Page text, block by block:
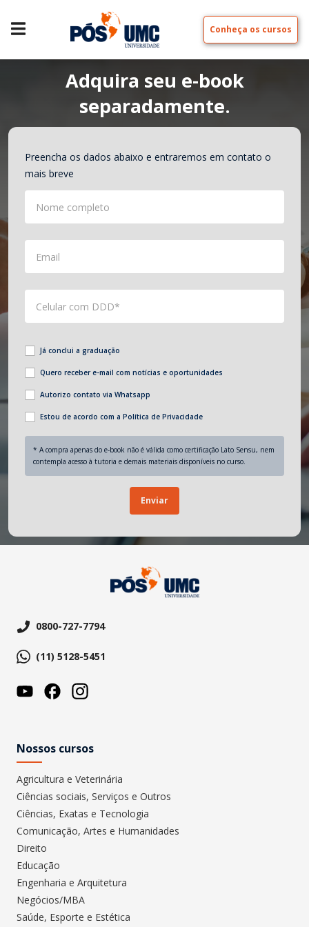
Conheça os cursos
Adquira seu e-book
separadamente.
Preencha os dados abaixo e entraremos em contato o
mais breve
Nome completo
Email
Celular com DDD*
Já conclui a graduação
Quero receber e-mail com notícias e oportunidades
Autorizo contato via Whatsapp
Estou de acordo com a Política de Privacidade
* A compra apenas do e-book não é válida como certificação Lato Sensu, nem
contempla acesso à tutoria e demais materiais disponíveis no curso.
Enviar
0800-727-7794
(11) 5128-5451
Nossos cursos
Agricultura e Veterinária
Ciências sociais, Serviços e Outros
Ciências, Exatas e Tecnologia
Comunicação, Artes e Humanidades
Direito
Educação
Engenharia e Arquitetura
Negócios/MBA
Saúde, Esporte e Estética